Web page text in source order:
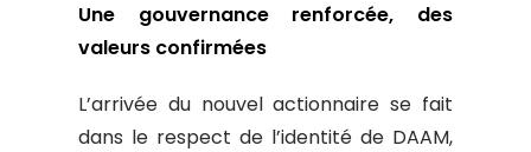
Une gouvernance renforcée, des
valeurs confirmées
L’arrivée du nouvel actionnaire se fait
dans le respect de l’identité de DAAM,